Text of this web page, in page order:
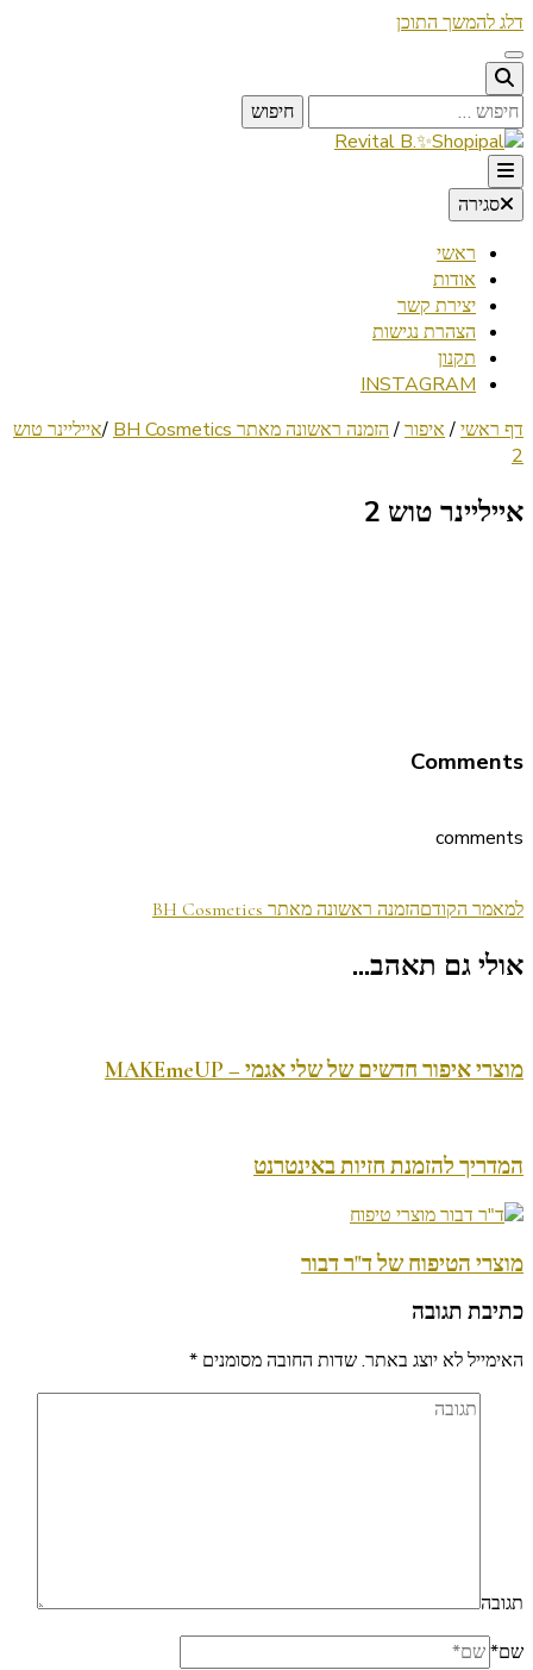
דלג להמשך התוכן
חיפוש:
Revital B.✨Shopipal
Lifestyle ✦ Beauty ✦ Vegan ✦ Travel
סגירה
ראשי
אודות
יצירת קשר
הצהרת נגישות
תקנון
INSTAGRAM
דף ראשי/ איפור/ הזמנה ראשונה מאתר BH Cosmetics /אייליינר טוש
2
אייליינר טוש 2
Comments
comments
ניווט
בפוסטים
למאמר הקודםהזמנה ראשונה מאתר BH Cosmetics
אולי גם תאהב...
מוצרי איפור חדשים של שלי אגמי – MAKEmeUP
המדריך להזמנת חזיות באינטרנט
מוצרי הטיפוח של ד"ר דבור
כתיבת תגובה
האימייל לא יוצג באתר.שדות החובה מסומנים *
תגובה
שם*